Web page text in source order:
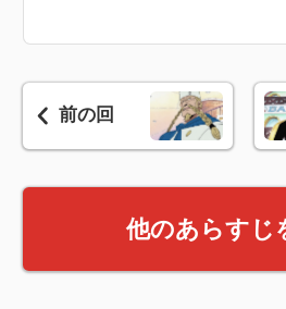
前の回
他のあらすじ